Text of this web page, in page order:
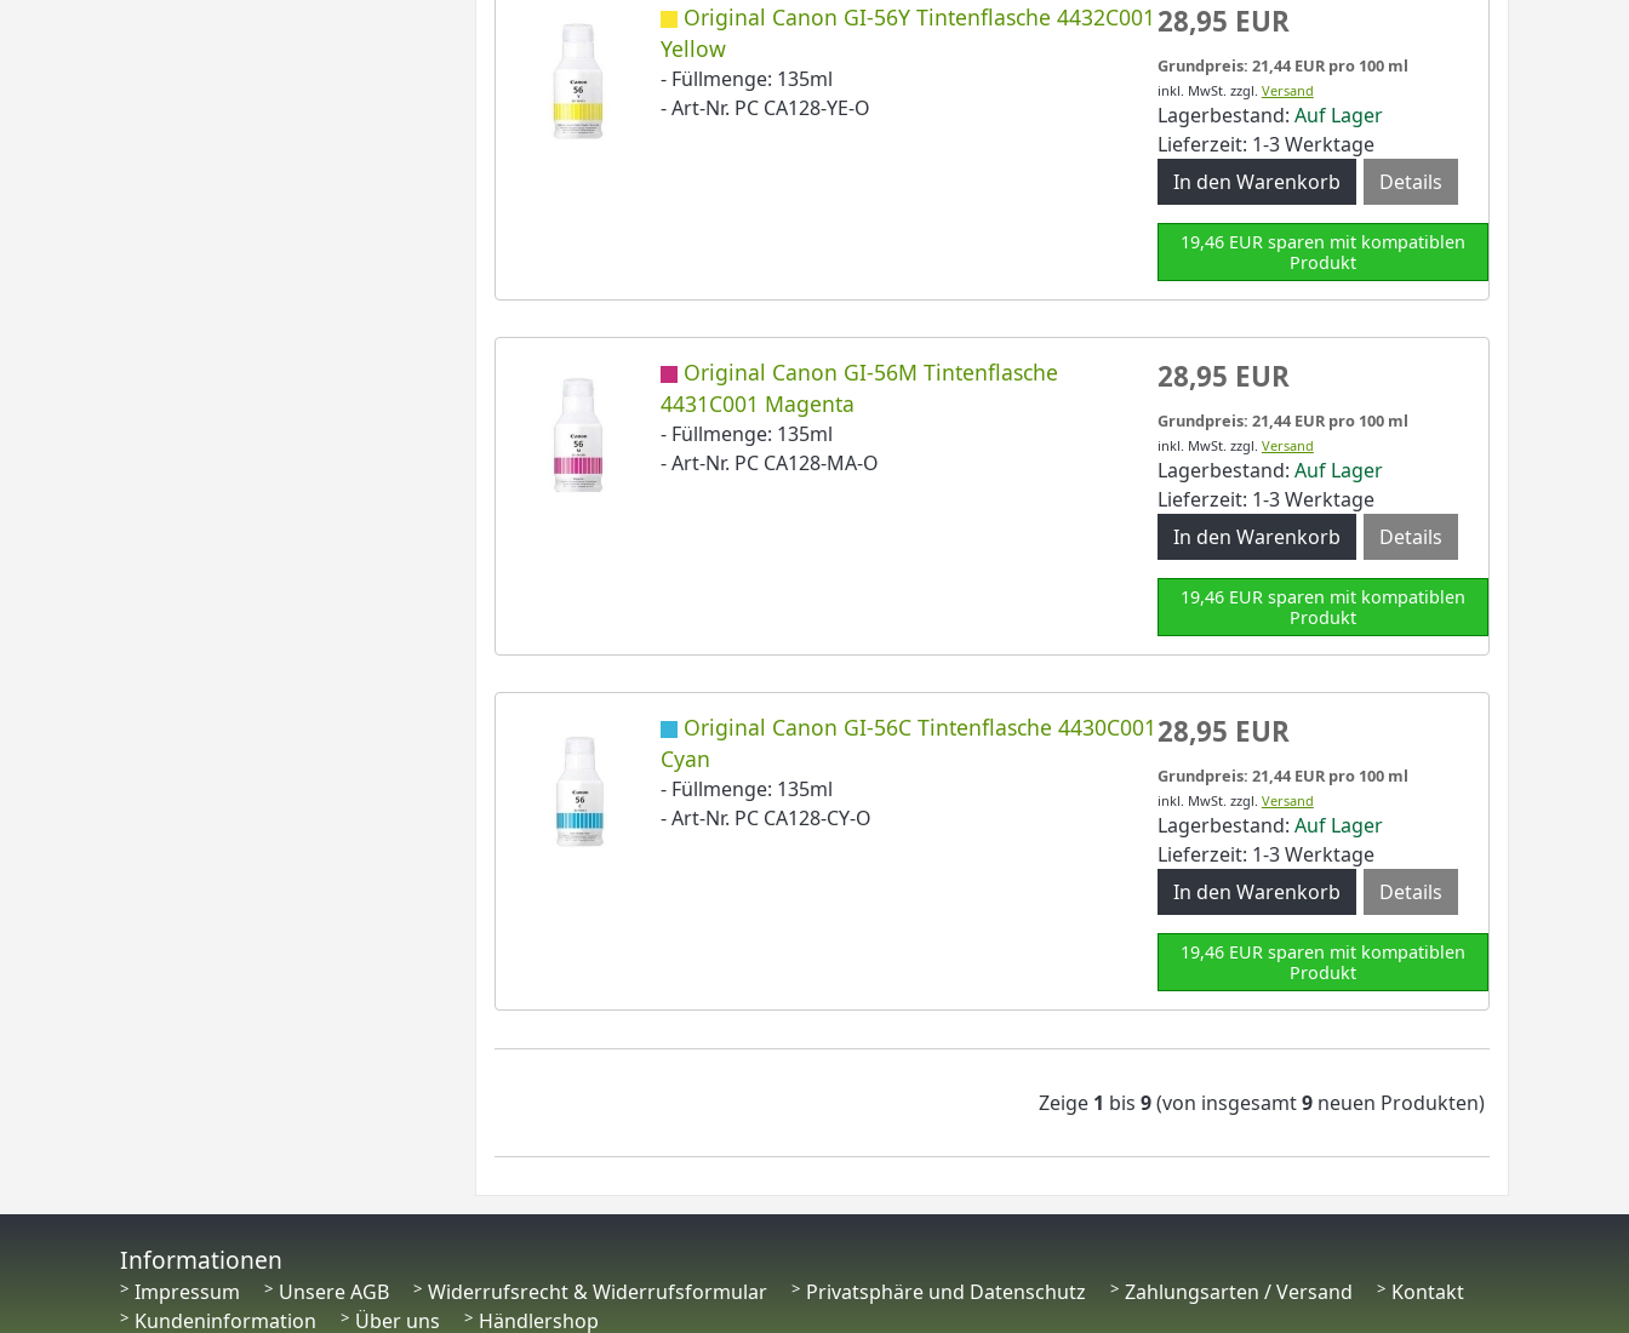
Original Canon GI-56Y Tintenflasche 4432C001
Yellow
- Füllmenge: 135ml
- Art-Nr. PC CA128-YE-O
28,95 EUR
Grundpreis: 21,44 EUR pro 100 ml
inkl. MwSt. zzgl. Versand
Lagerbestand: Auf Lager
Lieferzeit: 1-3 Werktage
Details
19,46 EUR sparen mit kompatiblen
Produkt
Original Canon GI-56M Tintenflasche
4431C001 Magenta
- Füllmenge: 135ml
- Art-Nr. PC CA128-MA-O
28,95 EUR
Grundpreis: 21,44 EUR pro 100 ml
inkl. MwSt. zzgl. Versand
Lagerbestand: Auf Lager
Lieferzeit: 1-3 Werktage
Details
19,46 EUR sparen mit kompatiblen
Produkt
Original Canon GI-56C Tintenflasche 4430C001
Cyan
- Füllmenge: 135ml
- Art-Nr. PC CA128-CY-O
28,95 EUR
Grundpreis: 21,44 EUR pro 100 ml
inkl. MwSt. zzgl. Versand
Lagerbestand: Auf Lager
Lieferzeit: 1-3 Werktage
Details
19,46 EUR sparen mit kompatiblen
Produkt
Zeige 1 bis 9(von insgesamt9 neuen Produkten)
Informationen
Impressum Unsere AGB Widerrufsrecht & Widerrufsformular Privatsphäre und Datenschutz Zahlungsarten / Versand
Kontakt
Kundeninformation
Über uns Händlershop